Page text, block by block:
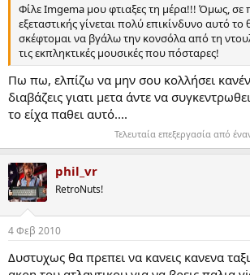
Φίλε Imgema μου φτιαξες τη μέρα!!! Όμως, σε
εξεταστικής γίνεται πολύ επικίνδυνο αυτό
σκέφτομαι να βγάλω την κονσόλα από τη
τις εκπληκτικές μουσικές που πόσταρες!
Πω πω, ελπίζω να μην σου κολλήσει
διαβάζεις γιατι μετα άντε να
το είχα παθει αυτό....
Τελευταία επεξεργασία από
phil_vr
RetroNuts!
4 Φεβ 2010
Δυστυχως θα πρεπει να κανεις κανενα